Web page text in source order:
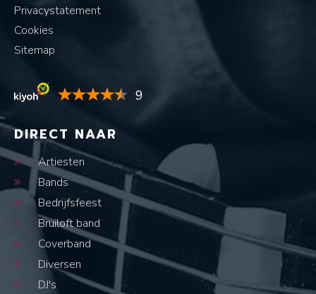
Privacystatement
Cookies
Sitemap
9
DIRECT NAAR
Artiesten
Bands
Bedrijfsfeest
Bruiloft band
Coverband
Diversen
DJ's